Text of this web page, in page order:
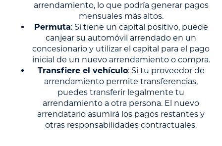
arrendamiento, lo que podría generar pagos
mensuales más altos.
Permuta: Si tiene un capital positivo, puede
canjear su automóvil arrendado en un
concesionario y utilizar el capital para el pago
inicial de un nuevo arrendamiento o compra.
Transfiere el vehículo: Si tu proveedor de
arrendamiento permite transferencias,
puedes transferir legalmente tu
arrendamiento a otra persona. El nuevo
arrendatario asumirá los pagos restantes y
otras responsabilidades contractuales.